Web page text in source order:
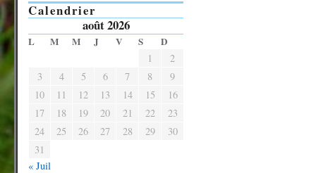
Calendrier
août 2026
L M M J V S D
1
2
3
4 5 6 7 8
9
10
11 12 13 14 15
16
17
18 19 20 21 22
23
24
25 26 27 28 29
30
31
« Juil